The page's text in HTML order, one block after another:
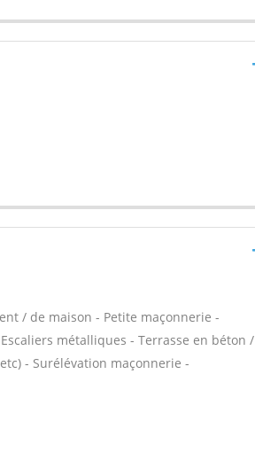
/ de maison - Petite maçonnerie -
métalliques - Terrasse en béton /
- Surélévation maçonnerie -